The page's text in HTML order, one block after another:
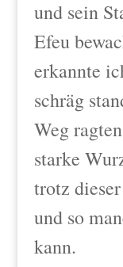
und sein
Efeu
erkannte
schräg
Weg
starke
trotz
und so
kann.